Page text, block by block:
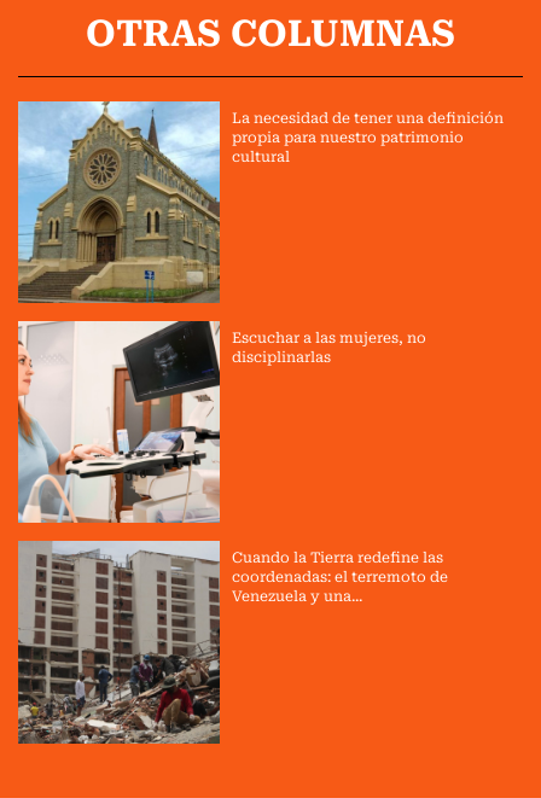
OTRAS COLUMNAS
La necesidad de tener una definición
propia para nuestro patrimonio
cultural
Escuchar a las mujeres, no
disciplinarlas
Cuando la Tierra redefine las
coordenadas: el terremoto de
Venezuela y una...